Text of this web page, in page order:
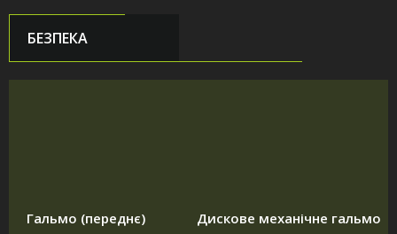
БЕЗПЕКА
Гальмо (переднє) Дискове механічне гальмо